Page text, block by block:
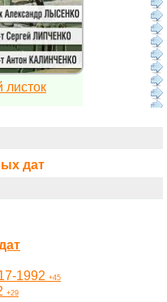
дат
1992 +45
+29